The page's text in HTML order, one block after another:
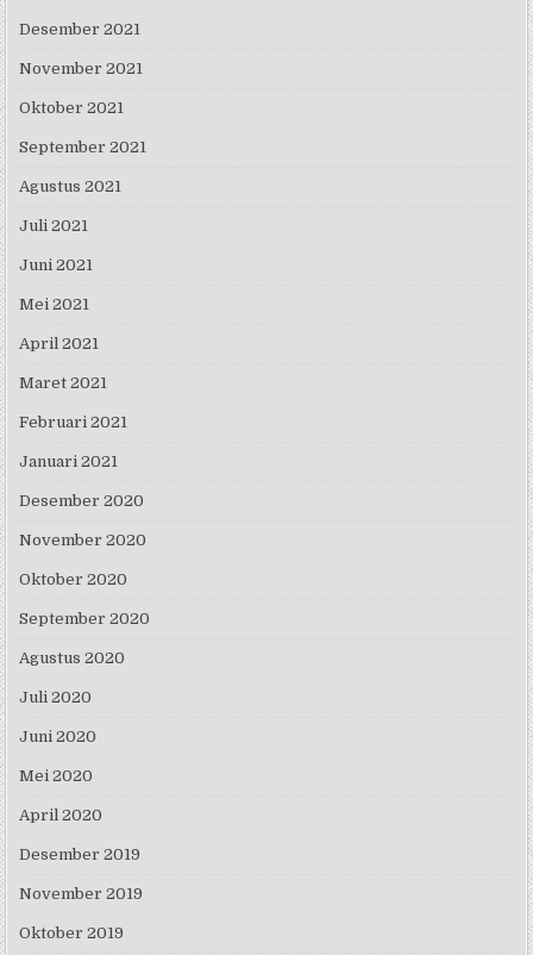
Desember 2021
November 2021
Oktober 2021
September 2021
Agustus 2021
Juli 2021
Juni 2021
Mei 2021
April 2021
Maret 2021
Februari 2021
Januari 2021
Desember 2020
November 2020
Oktober 2020
September 2020
Agustus 2020
Juli 2020
Juni 2020
Mei 2020
April 2020
Desember 2019
November 2019
Oktober 2019